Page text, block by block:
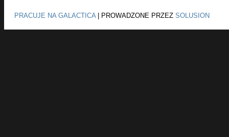
PRACUJE NA GALACTICA| PROWADZONE PRZEZ SOLUSION